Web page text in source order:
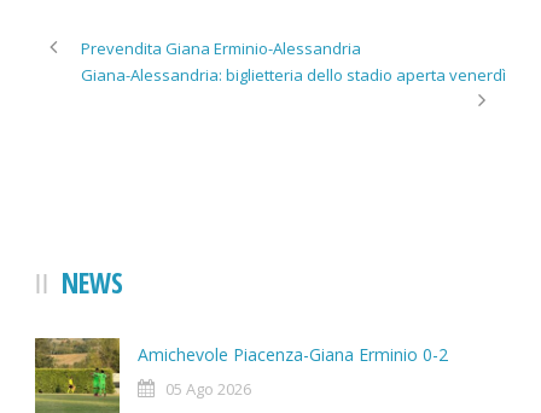
Prevendita Giana Erminio-Alessandria
Giana-Alessandria: biglietteria dello stadio aperta venerdì
NEWS
Amichevole Piacenza-Giana Erminio 0-2
05 Ago 2026